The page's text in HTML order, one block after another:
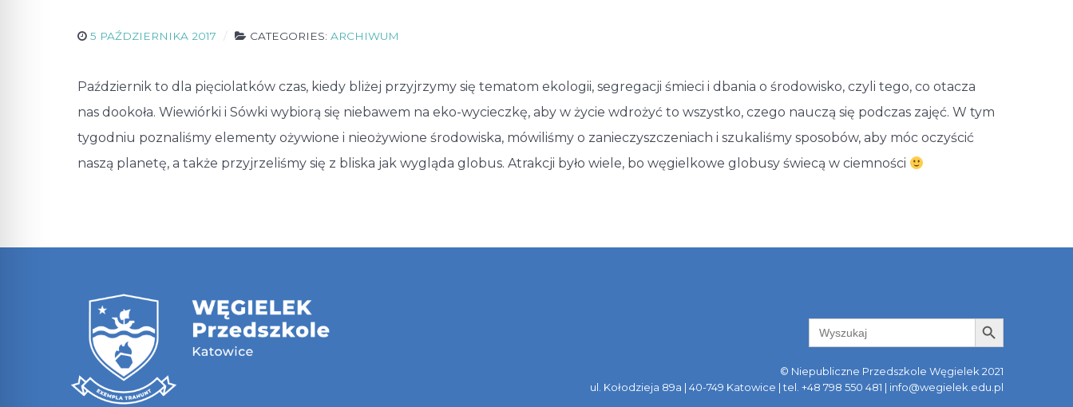
5 PAŹDZIERNIKA 2017 CATEGORIES: ARCHIWUM
Październik to dla pięciolatków czas, kiedy bliżej przyjrzymy się tematom ekologii, segregacji śmieci i dbania o środowisko, czyli tego, co otacza
nas dookoła. Wiewiórki i Sówki wybiorą się niebawem na eko-wycieczkę, aby w życie wdrożyć to wszystko, czego nauczą się podczas zajęć. W tym
tygodniu poznaliśmy elementy ożywione i nieożywione środowiska, mówiliśmy o zanieczyszczeniach i szukaliśmy sposobów, aby móc oczyścić
naszą planetę, a także przyjrzeliśmy się z bliska jak wygląda globus. Atrakcji było wiele, bo węgielkowe globusy świecą w ciemności
Search
for:
Search Button
© Niepubliczne Przedszkole Węgielek 2021
ul. Kołodzieja 89a | 40-749 Katowice | tel. +48 798 550 481 | info@wegielek.edu.pl